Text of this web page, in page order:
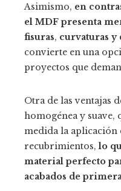
Asimismo, en
el MDF presenta
fisuras, curvaturas y
convierte en una
proyectos que
Otra de las ventajas
homogénea y suave,
medida la aplicación
recubrimientos,lo
material perfecto
acabados de